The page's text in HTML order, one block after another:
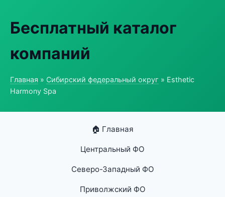
Бесплатный каталог
компаний
Главная » Сибирский федеральный округ » Esthetic
Harmony Spa
🏠 Главная
Центральный ФО
Северо-Западный ФО
Приволжский ФО